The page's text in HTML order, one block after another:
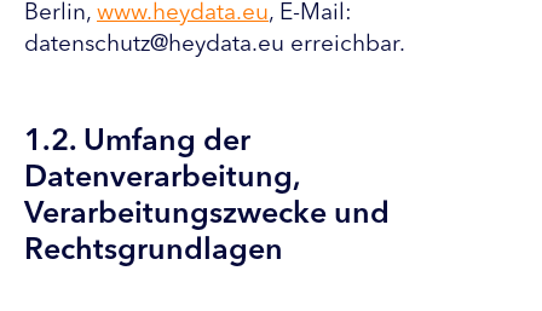
Berlin, www.heydata.eu, E-Mail:
datenschutz@heydata.eu erreichbar.
1.2. Umfang der
Datenverarbeitung,
Verarbeitungszwecke und
Rechtsgrundlagen